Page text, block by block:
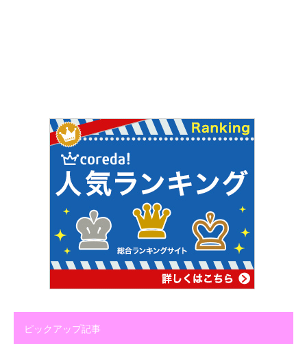
ピックアップ記事